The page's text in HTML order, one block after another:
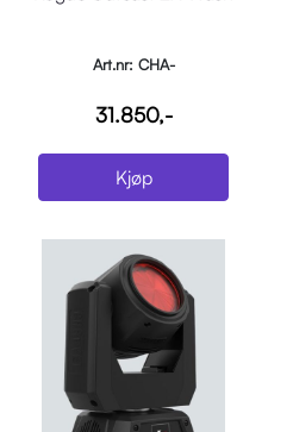
Art.nr: CHA-
31.850,-
Kjøp